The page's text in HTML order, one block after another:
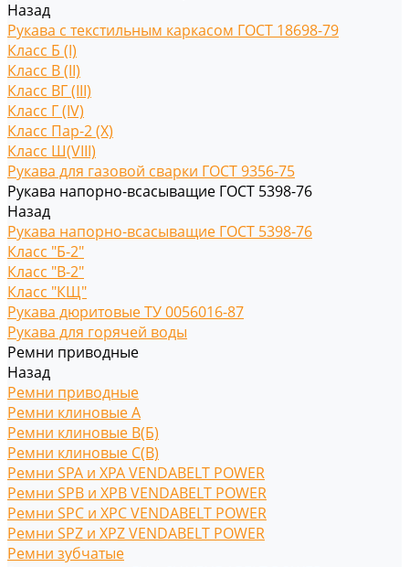
Назад
Рукава с текстильным каркасом ГОСТ 18698-79
Класс Б (I)
Класс В (II)
Класс ВГ (III)
Класс Г (IV)
Класс Пар-2 (X)
Класс Ш(VIII)
Рукава для газовой сварки ГОСТ 9356-75
Рукава напорно-всасыващие ГОСТ 5398-76
Назад
Рукава напорно-всасыващие ГОСТ 5398-76
Класс "Б-2"
Класс "В-2"
Класс "КЩ"
Рукава дюритовые ТУ 0056016-87
Рукава для горячей воды
Ремни приводные
Назад
Ремни приводные
Ремни клиновые A
Ремни клиновые В(Б)
Ремни клиновые С(B)
Ремни SPA и XPA VENDABELT POWER
Ремни SPB и XPB VENDABELT POWER
Ремни SPC и XPC VENDABELT POWER
Ремни SPZ и XPZ VENDABELT POWER
Ремни зубчатые